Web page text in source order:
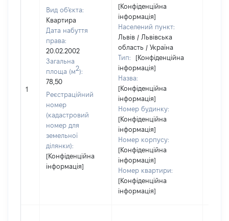
1
Вид об'єкта:
Квартира
Дата набуття
права:
20.02.2002
Загальна
площа (м2):
78,50
Реєстраційний
номер
(кадастровий
номер для
земельної
ділянки):
[Конфіденційна
інформація]
[Конфіденційна
інформація]
Населений пункт:
Львів / Львівська
область / Україна
Тип:
[Конфіденційна
інформація]
Назва:
[Конфіденційна
інформація]
Номер будинку:
[Конфіденційна
інформація]
Номер корпусу:
[Конфіденційна
інформація]
Номер квартири:
[Конфіденційна
інформація]